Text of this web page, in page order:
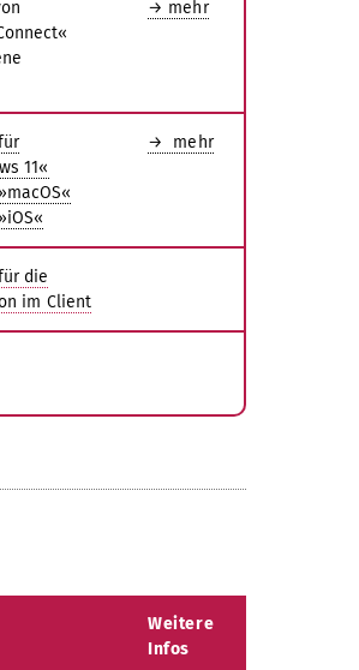
→ mehr
11«
»macOS«
»iOS«
→ mehr
die
im Client
Weitere
Infos